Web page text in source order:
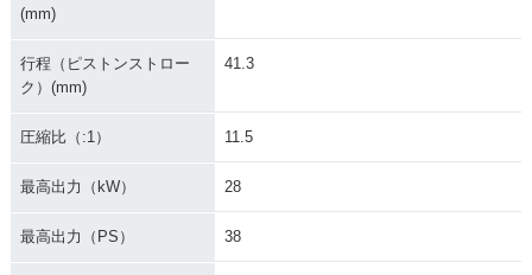
(mm)
行程（ピストンストロー
ク）(mm)
41.3
圧縮比（:1） 11.5
最高出力（kW） 28
最高出力（PS） 38